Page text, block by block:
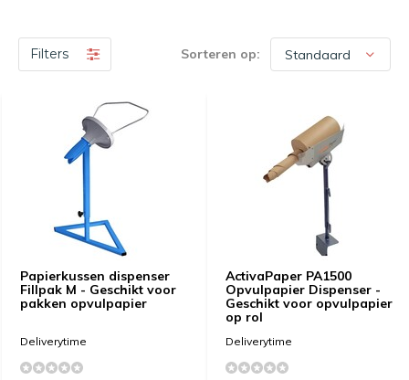
Filters Sorteren op:
Papierkussen dispenser
Fillpak M - Geschikt voor
pakken opvulpapier
Deliverytime
ActivaPaper PA1500
Opvulpapier Dispenser -
Geschikt voor opvulpapier
op rol
Deliverytime